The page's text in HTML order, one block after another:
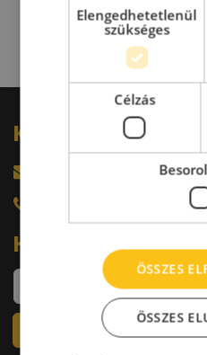
Kérdésed van?
Hírlevél
Elengedhetetlenül
szükséges
Célzás
ÖSSZES
ÖSSZES